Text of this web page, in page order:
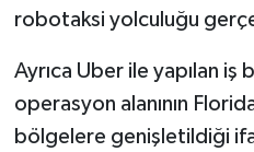
robotaksi yolculuğu
Ayrıca Uber ile yapılan iş
operasyon alanının
bölgelere genişletildiği